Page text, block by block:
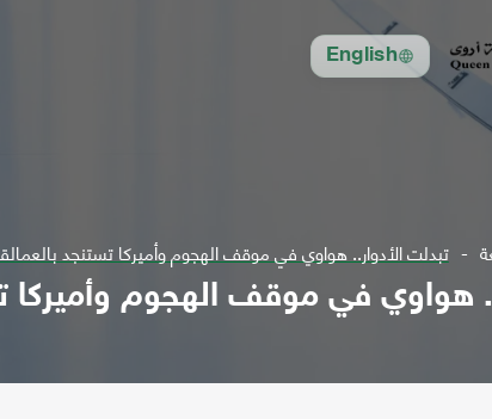
English
تبدلت الأدوار.. هواوي في موقف الهجوم وأميركا تستنجد
هواوي في موقف الهجوم وأميركا